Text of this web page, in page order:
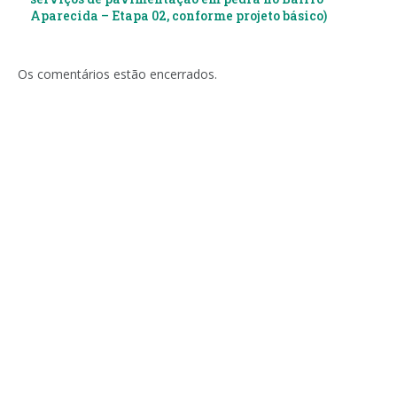
Aparecida – Etapa 02, conforme projeto básico)
Os comentários estão encerrados.